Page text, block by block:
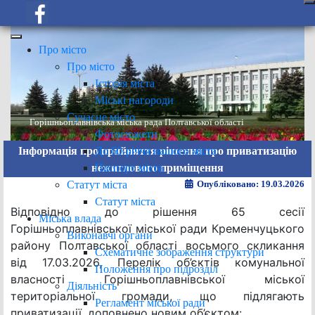
Про місто
Про місто
Історія міста
Міські нагороди
Сучасне місто
Фотосюжети
До 60-річчя нашого міста
Паспорт міста
Статут міста
Статут міста
Міська влада
Виконавчі органи
Схематичне зображення структури
Положення про підрозділ
Діяльність
Регламент міської ради
Горішньоплавнівська міська рада Полтавської області
Інформація про прийняття рішення про приватизацію
нежитлового приміщення
Опубліковано: 19.03.2026
Відповідно до рішення 65 сесії
Горішньоплавнівської міської ради Кременчуцького
району Полтавської області восьмого скликання
від 17.03.2026, Перелік об’єктів комунальної
власності Горішньоплавнівської міської
територіальної громади, що підлягають